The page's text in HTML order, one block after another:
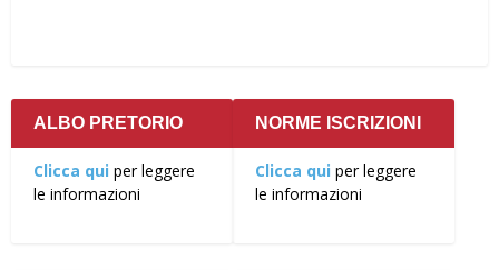
ALBO PRETORIO
Clicca qui per leggere
le informazioni
NORME ISCRIZIONI
Clicca qui per leggere
le informazioni